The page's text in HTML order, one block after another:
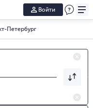
Войти
Петербург